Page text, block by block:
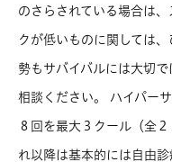
のさらされている場合は
クが低いものに関しては
勢もサバイバルには大切
相談ください。 ハイパー
８回を最大３クール（全
れ以降は基本的には自由